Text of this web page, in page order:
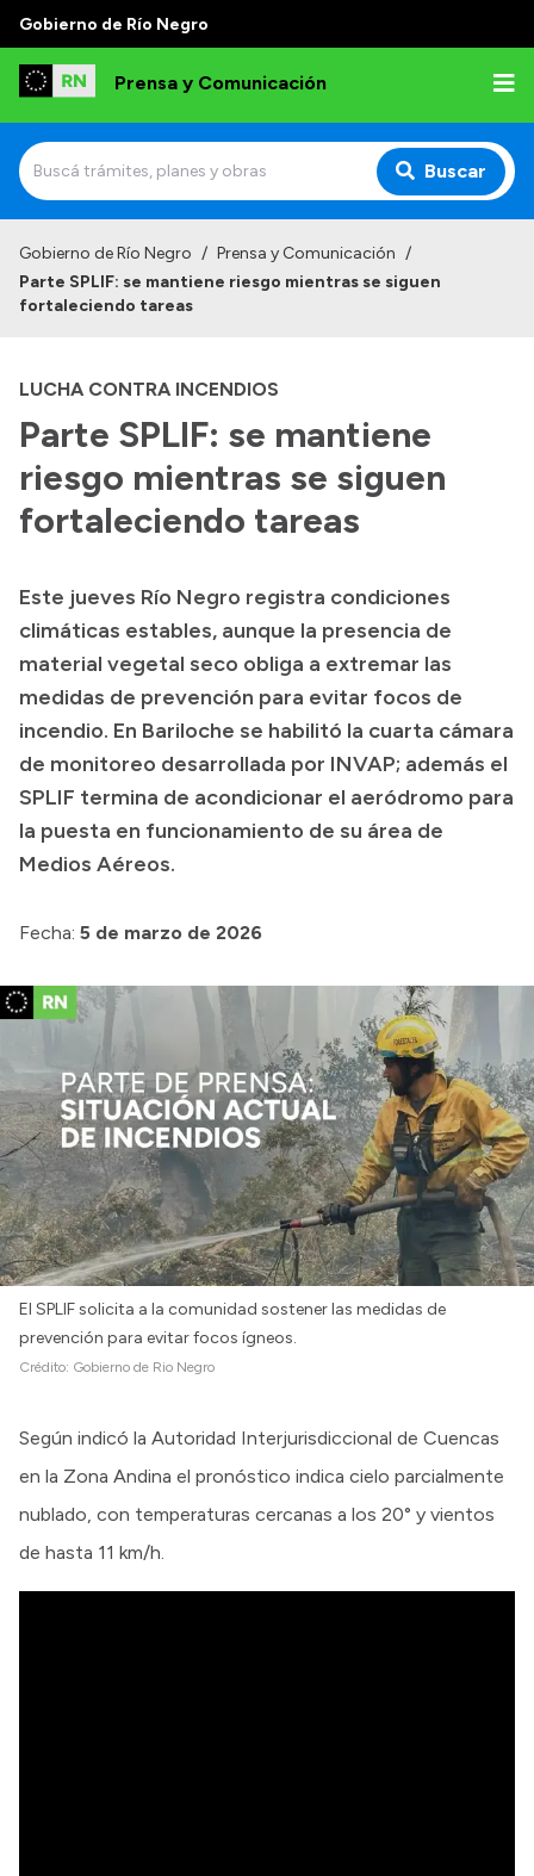
Gobierno de Río Negro
Prensa y Comunicación
Buscar
Institucional
Referentes de prensa
Archivo de noticias
Transparencia
Boletín Oficial
Compras y licitaciones
Consulta de expedientes
Consulta de pago a proveedores
Convocatorias
Intranet
Login
Gobierno de Río Negro / Prensa y Comunicación /
Parte SPLIF: se mantiene riesgo mientras se siguen
fortaleciendo tareas
LUCHA CONTRA INCENDIOS
Parte SPLIF: se mantiene
riesgo mientras se siguen
fortaleciendo tareas
Este jueves Río Negro registra condiciones
climáticas estables, aunque la presencia de
material vegetal seco obliga a extremar las
medidas de prevención para evitar focos de
incendio. En Bariloche se habilitó la cuarta cámara
de monitoreo desarrollada por INVAP; además el
SPLIF termina de acondicionar el aeródromo para
la puesta en funcionamiento de su área de
Medios Aéreos.
Fecha: 5 de marzo de 2026
El SPLIF solicita a la comunidad sostener las medidas de
prevención para evitar focos ígneos.
Crédito: Gobierno de Rio Negro
Según indicó la Autoridad Interjurisdiccional de Cuencas
en la Zona Andina el pronóstico indica cielo parcialmente
nublado, con temperaturas cercanas a los 20° y vientos
de hasta 11 km/h.